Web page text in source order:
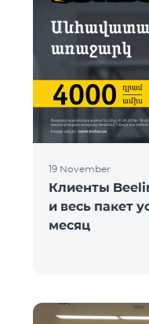
19 November
Клиенты
и весь пакет
месяц